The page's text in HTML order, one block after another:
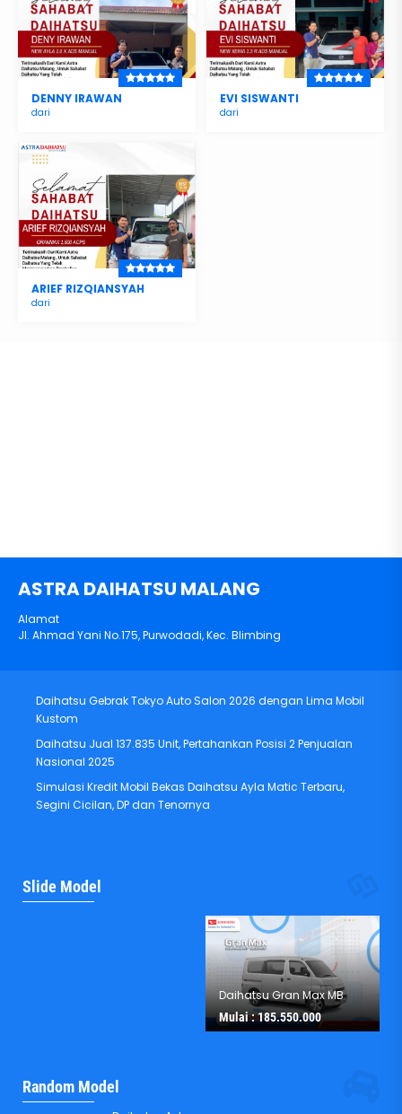
DENNY IRAWAN
dari
EVI SISWANTI
dari
ARIEF RIZQIANSYAH
dari
ASTRA DAIHATSU MALANG
Alamat
Jl. Ahmad Yani No.175, Purwodadi, Kec. Blimbing
Daihatsu Gebrak Tokyo Auto Salon 2026 dengan Lima Mobil
Kustom
Daihatsu Jual 137.835 Unit, Pertahankan Posisi 2 Penjualan
Nasional 2025
Simulasi Kredit Mobil Bekas Daihatsu Ayla Matic Terbaru,
Segini Cicilan, DP dan Tenornya
Slide Model
Daihatsu Rocky
Mulai :225.050.000
Daihatsu Gran Max MB
Mulai :185.550.000
Random Model